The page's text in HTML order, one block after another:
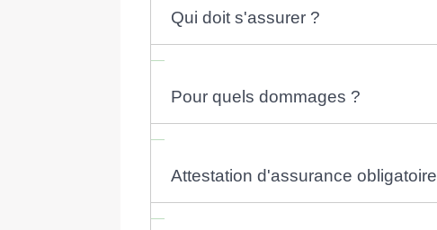
Qui doit s'assurer ?
Pour quels dommages ?
Attestation d'assurance obligatoire